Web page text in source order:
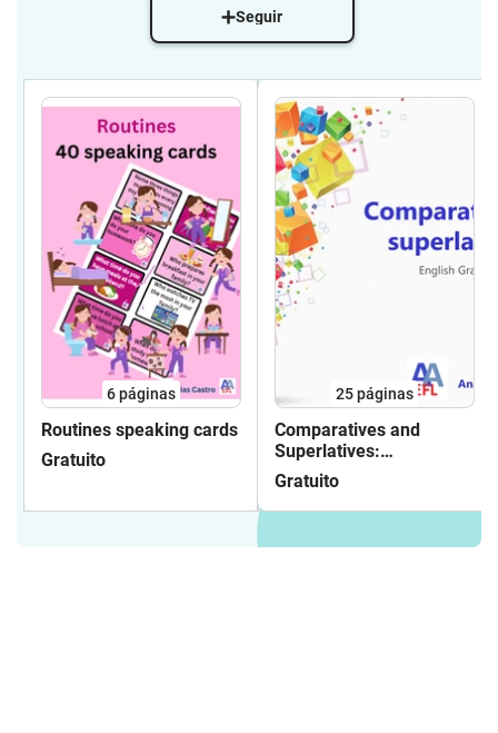
Seguir
6páginas
Routines speaking cards
Gratuito
25páginas
Comparatives and
Superlatives:
presentation
Gratuito